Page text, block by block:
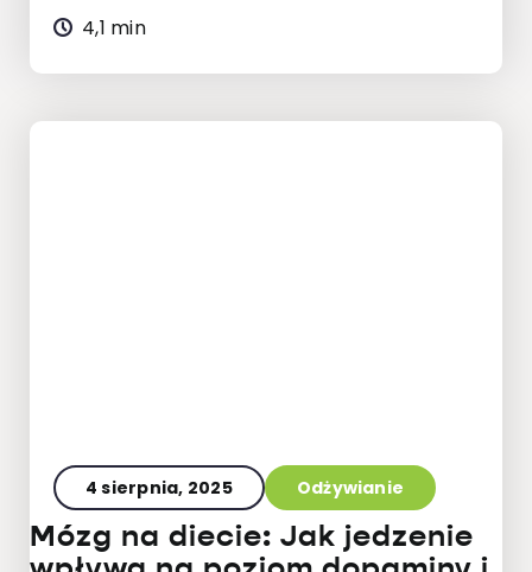
4,1 min
4 sierpnia, 2025 Odżywianie
Mózg na diecie: Jak jedzenie